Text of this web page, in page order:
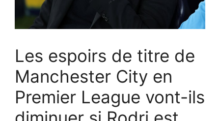
Les espoirs de titre de
Manchester City en
Premier League vont-ils